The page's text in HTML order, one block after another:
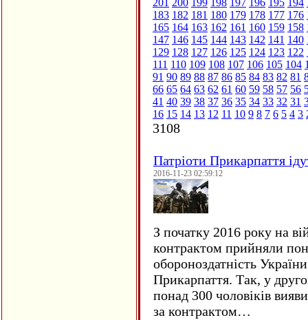
201 200 199 198 197 196 195 194
183 182 181 180 179 178 177 176
165 164 163 162 161 160 159 158
147 146 145 144 143 142 141 140
129 128 127 126 125 124 123 122
111 110 109 108 107 106 105 104
91 90 89 88 87 86 85 84 83 82 81
66 65 64 63 62 61 60 59 58 57 56
41 40 39 38 37 36 35 34 33 32 31
16 15 14 13 12 11 10 9 8 7 6 5 4 3
3108
Патріоти Прикарпаття
2016-11-23 02:59:12
З початку 2016 року на
контрактом прийняли
обороноздатність
Прикарпаття. Так, у
понад 300 чоловіків
за контрактом…